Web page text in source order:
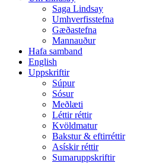
Saga Lindsay
Umhverfisstefna
Gæðastefna
Mannauður
Hafa samband
English
Uppskriftir
Súpur
Sósur
Meðlæti
Léttir réttir
Kvöldmatur
Bakstur & eftirréttir
Asískir réttir
Sumaruppskriftir